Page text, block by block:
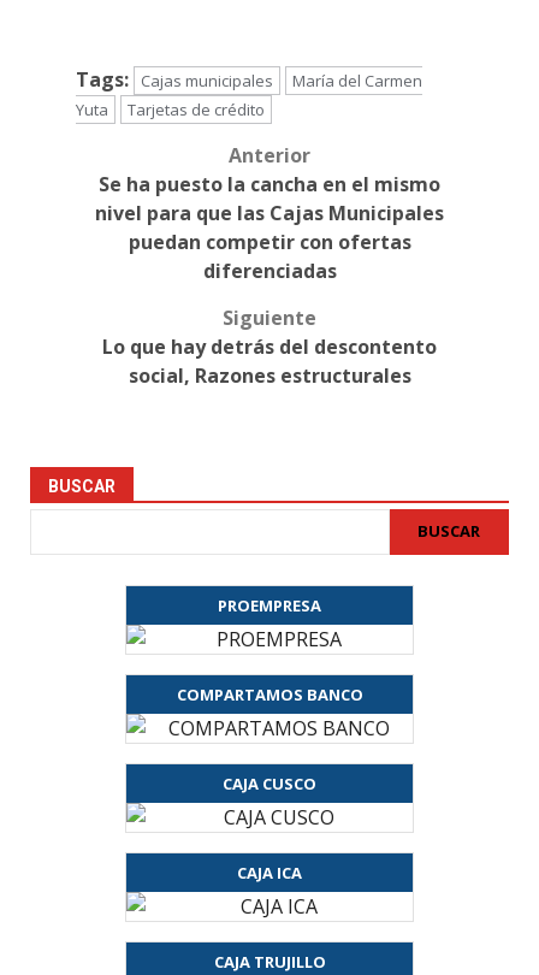
Tags: Cajas municipales
María del Carmen
Yuta
Tarjetas de crédito
navigation
Anterior
Se ha puesto la cancha en el mismo
nivel para que las Cajas Municipales
puedan competir con ofertas
diferenciadas
Siguiente
Lo que hay detrás del descontento
social, Razones estructurales
BUSCAR
BUSCAR
PROEMPRESA
COMPARTAMOS BANCO
CAJA CUSCO
CAJA ICA
CAJA TRUJILLO